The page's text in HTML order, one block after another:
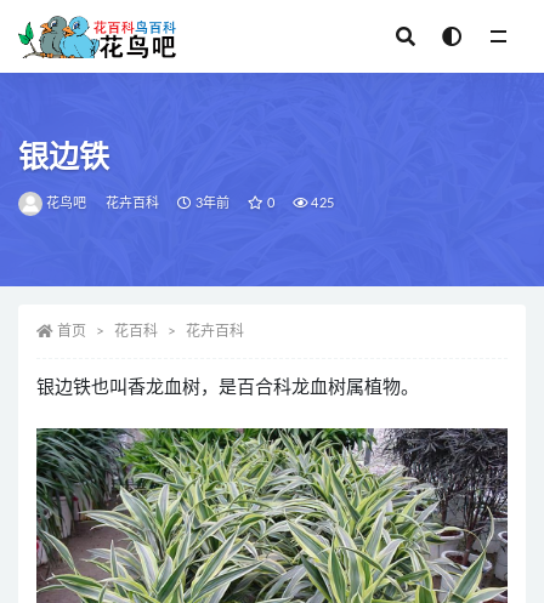
银边铁
花鸟吧 花卉百科 3年前 0 425
首页 花百科 花卉百科
银边铁也叫香龙血树，是百合科龙血树属植物。